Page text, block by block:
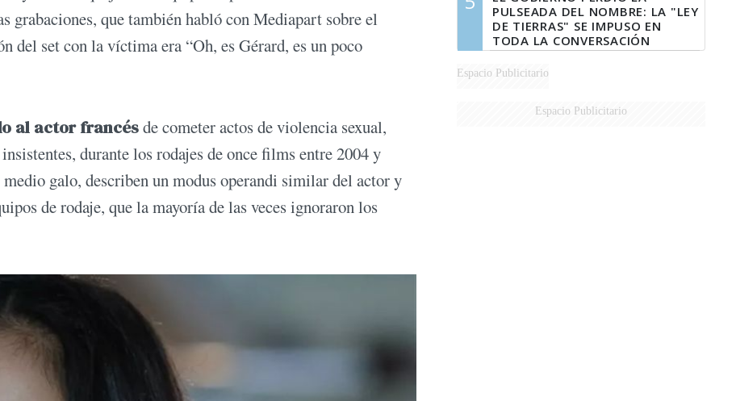
grabaciones, que también habló con Mediapart sobre el
del set con la víctima era “Oh, es Gérard, es un poco
al actor francésde cometer actos de violencia sexual,
durante los rodajes de once films entre 2004 y
galo, describen un modus operandi similar del actor y
de rodaje, que la mayoría de las veces ignoraron los
PULSEADA DEL NOMBRE: LA "LEY
DE TIERRAS" SE IMPUSO EN
TODA LA CONVERSACIÓN
DIGITAL
Espacio Publicitario
Espacio Publicitario